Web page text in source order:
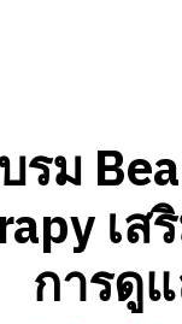
รม
เส
การดู